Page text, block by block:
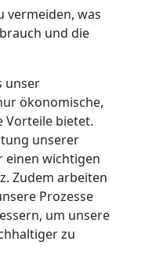
vermeiden, was
und die
unser
ökonomische,
Vorteile bietet.
unserer
einen wichtigen
Zudem arbeiten
Prozesse
um unsere
zu